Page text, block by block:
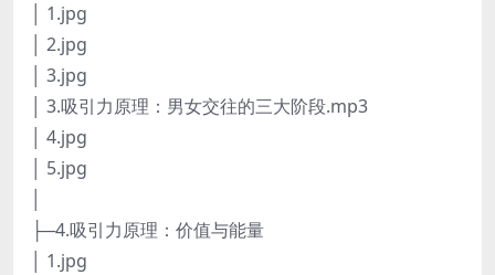
│ 1.jpg
│ 2.jpg
│ 3.jpg
│ 3.吸引力原理：男女交往的三大阶段.mp3
│ 4.jpg
│ 5.jpg
├─4.吸引力原理：价值与能量
│ 1.jpg